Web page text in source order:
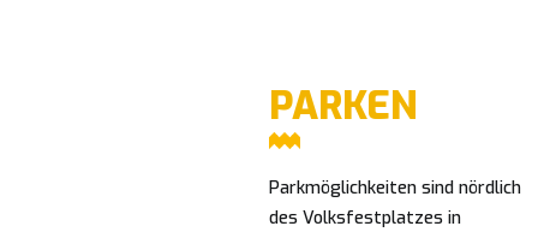
PARKEN
Parkmöglichkeiten sind nördlich
des Volksfestplatzes in